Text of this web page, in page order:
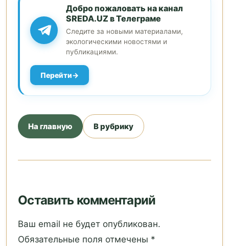
Добро пожаловать на канал
SREDA.UZ в Телеграме
Следите за новыми материалами,
экологическими новостями и
публикациями.
Перейти
На главную В рубрику
Оставить комментарий
Ваш email не будет опубликован.
Обязательные поля отмечены *